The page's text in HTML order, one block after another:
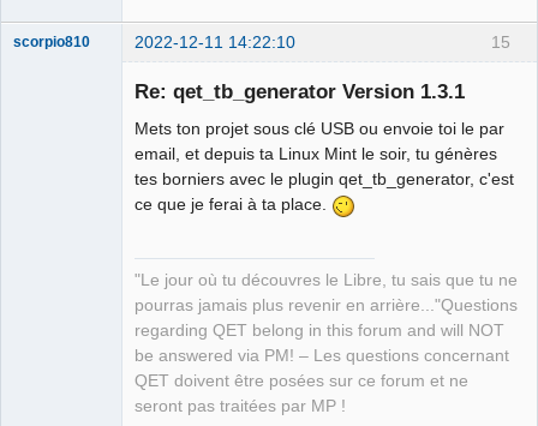
15
scorpio810 2022-12-11 14:22:10
Re: qet_tb_generator Version 1.3.1
Mets ton projet sous clé USB ou envoie toi le par
email, et depuis ta Linux Mint le soir, tu génères
tes borniers avec le plugin qet_tb_generator, c'est
ce que je ferai à ta place.
"Le jour où tu découvres le Libre, tu sais que tu ne
pourras jamais plus revenir en arrière..."Questions
regarding QET belong in this forum and will NOT
be answered via PM! – Les questions concernant
QET doivent être posées sur ce forum et ne
seront pas traitées par MP !